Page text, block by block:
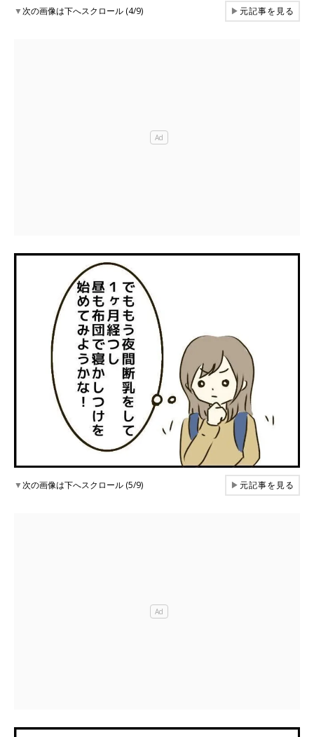
▼次の画像は下へスクロール (4/9) ▶元記事を見る
▼次の画像は下へスクロール (5/9) ▶元記事を見る